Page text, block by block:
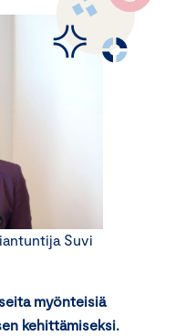
Suvi
myönteisiä
kehittämiseksi.